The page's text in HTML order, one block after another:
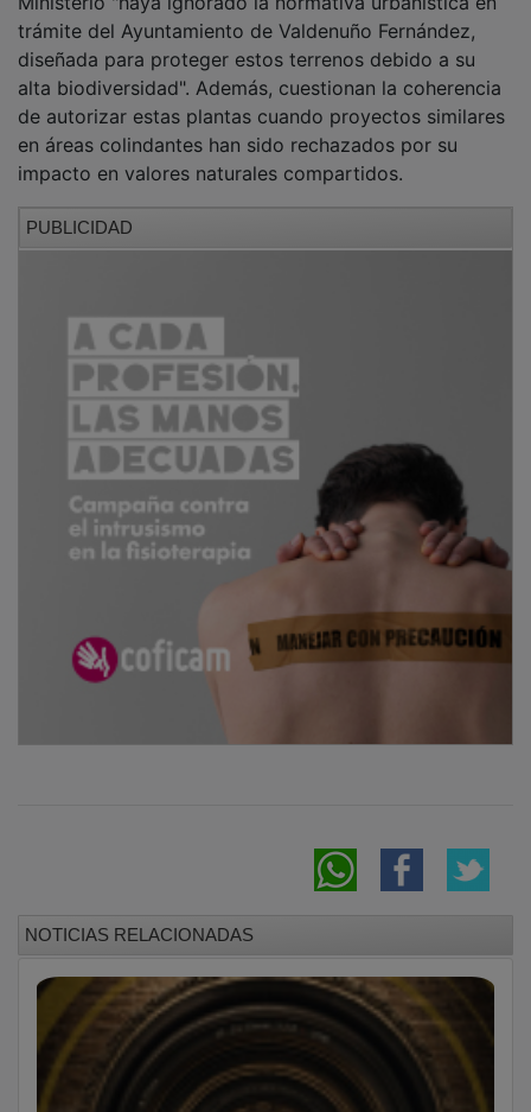
trámite del Ayuntamiento de Valdenuño Fernández,
diseñada para proteger estos terrenos debido a su
alta biodiversidad". Además, cuestionan la coherencia
de autorizar estas plantas cuando proyectos similares
en áreas colindantes han sido rechazados por su
impacto en valores naturales compartidos.